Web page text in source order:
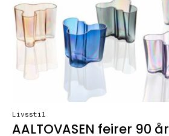
Livsstil
AALTOVASEN feirer 90 år